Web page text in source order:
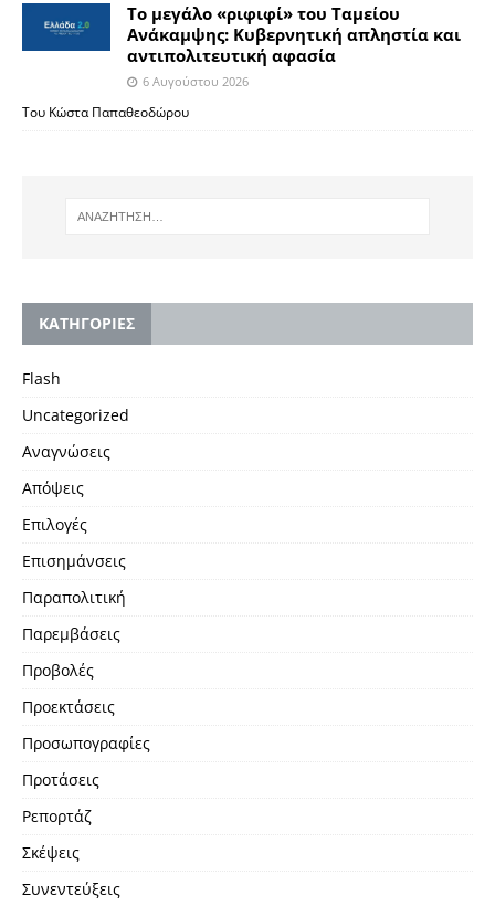
Το μεγάλο «ριφιφί» του Ταμείου
Ανάκαμψης: Κυβερνητική απληστία και
αντιπολιτευτική αφασία
6 Αυγούστου 2026
Του Κώστα Παπαθεοδώρου
KΑΤΗΓΟΡΙΕΣ
Flash
Uncategorized
Αναγνώσεις
Απόψεις
Επιλογές
Επισημάνσεις
Παραπολιτική
Παρεμβάσεις
Προβολές
Προεκτάσεις
Προσωπογραφίες
Προτάσεις
Ρεπορτάζ
Σκέψεις
Συνεντεύξεις